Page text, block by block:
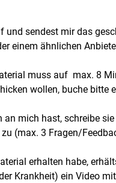
und sendest mir das
einem ähnlichen
muss auf max. 8
wollen, buche bitte
an mich hast, schreibe
zu (max. 3 Fragen/
erhalten habe,
Krankheit) ein Video